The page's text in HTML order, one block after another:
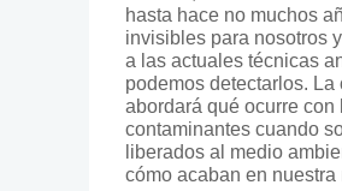
hasta hace no muchos
invisibles para nosotros
a las actuales técnicas
podemos detectarlos. La
abordará qué ocurre con
contaminantes cuando
liberados al medio
cómo acaban en nuestra